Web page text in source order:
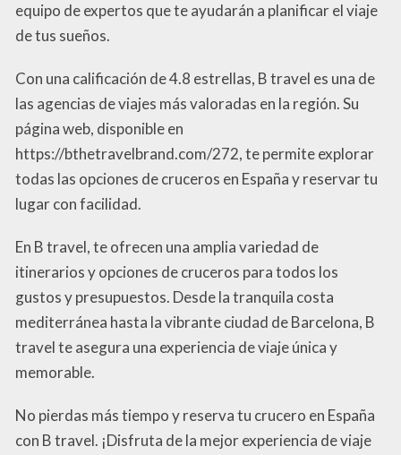
equipo de expertos que te ayudarán a planificar el viaje
de tus sueños.
Con una calificación de 4.8 estrellas, B travel es una de
las agencias de viajes más valoradas en la región. Su
página web, disponible en
https://bthetravelbrand.com/272, te permite explorar
todas las opciones de cruceros en España y reservar tu
lugar con facilidad.
En B travel, te ofrecen una amplia variedad de
itinerarios y opciones de cruceros para todos los
gustos y presupuestos. Desde la tranquila costa
mediterránea hasta la vibrante ciudad de Barcelona, B
travel te asegura una experiencia de viaje única y
memorable.
No pierdas más tiempo y reserva tu crucero en España
con B travel. ¡Disfruta de la mejor experiencia de viaje